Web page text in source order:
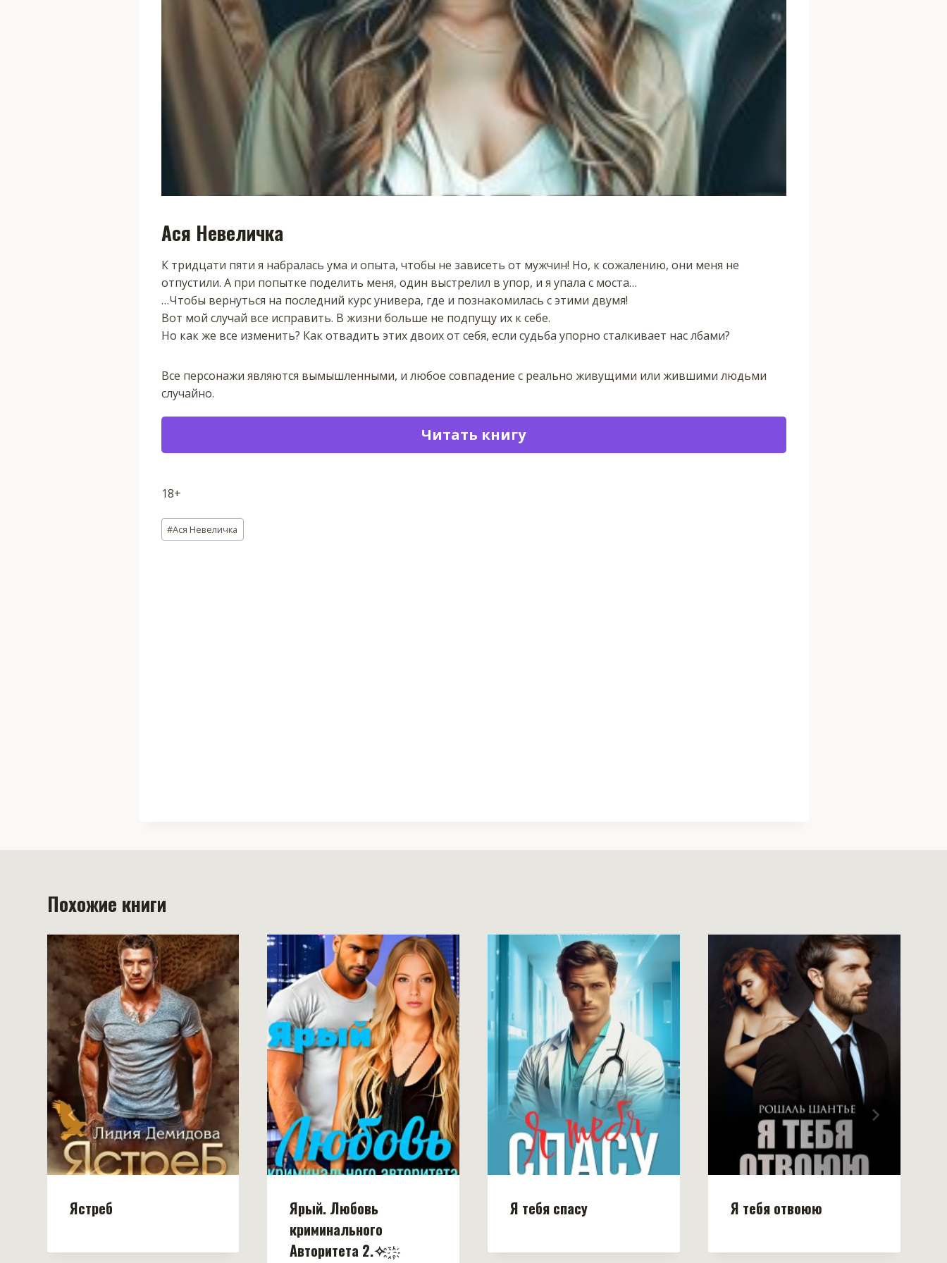
Ася Невеличка
К тридцати пяти я набралась ума и опыта, чтобы не зависеть от мужчин! Но, к сожалению, они меня не
отпустили. А при попытке поделить меня, один выстрелил в упор, и я упала с моста…
…Чтобы вернуться на последний курс универа, где и познакомилась с этими двумя!
Вот мой случай все исправить. В жизни больше не подпущу их к себе.
Но как же все изменить? Как отвадить этих двоих от себя, если судьба упорно сталкивает нас лбами?
Все персонажи являются вымышленными, и любое совпадение с реально живущими или жившими людьми
случайно.
Читать книгу
18+
Метки
записи:
#Ася Невеличка
Похожие книги
Ястреб
Ярый. Любовь
криминального
Авторитета 2.✧ ҈ ҉
Я тебя спасу Я тебя отвоюю